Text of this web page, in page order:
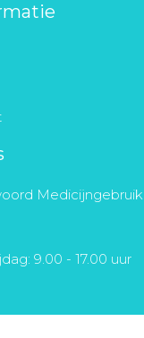
Medicijngebruik
9.00 - 17.00 uur